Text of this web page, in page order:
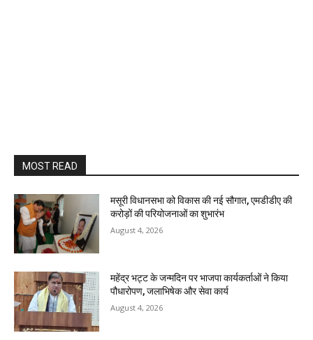
MOST READ
मसूरी विधानसभा को विकास की नई सौगात, एमडीडीए की
करोड़ों की परियोजनाओं का शुभारंभ
August 4, 2026
महेंद्र भट्ट के जन्मदिन पर भाजपा कार्यकर्ताओं ने किया
पौधारोपण, जलाभिषेक और सेवा कार्य
August 4, 2026